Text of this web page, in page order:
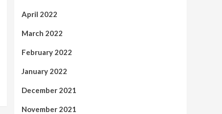
April 2022
March 2022
February 2022
January 2022
December 2021
November 2021